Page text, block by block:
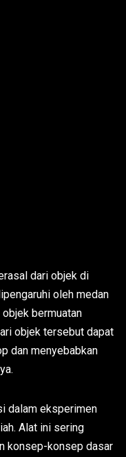
dari objek di
oleh medan
bermuatan
objek tersebut dapat
dan menyebabkan
dalam eksperimen
Alat ini sering
konsep-konsep dasar